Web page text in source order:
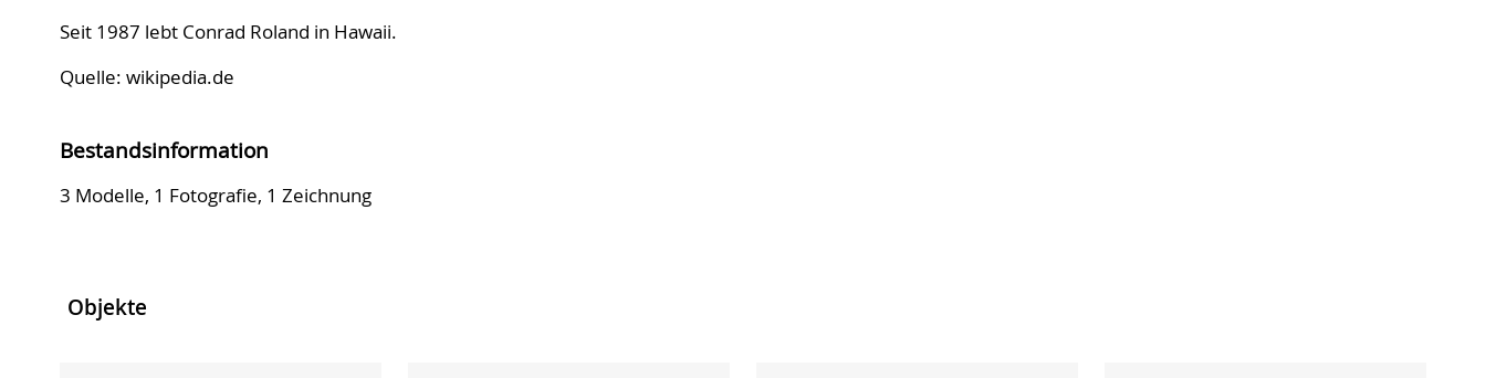
Seit 1987 lebt Conrad Roland in Hawaii.
Quelle: wikipedia.de
Bestandsinformation
3 Modelle, 1 Fotografie, 1 Zeichnung
Objekte